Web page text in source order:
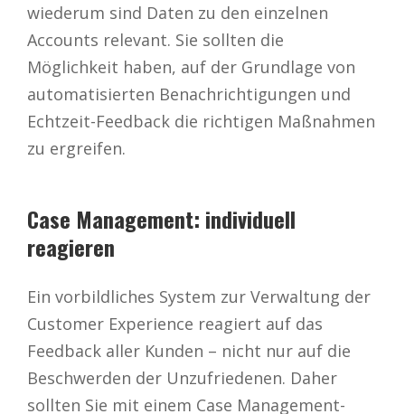
wiederum sind Daten zu den einzelnen
Accounts relevant. Sie sollten die
Möglichkeit haben, auf der Grundlage von
automatisierten Benachrichtigungen und
Echtzeit-Feedback die richtigen Maßnahmen
zu ergreifen.
Case Management: individuell
reagieren
Ein vorbildliches System zur Verwaltung der
Customer Experience reagiert auf das
Feedback aller Kunden – nicht nur auf die
Beschwerden der Unzufriedenen. Daher
sollten Sie mit einem Case Management-